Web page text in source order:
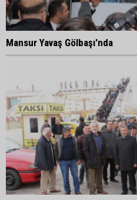
Mansur Yavaş Gölbaşı'nda